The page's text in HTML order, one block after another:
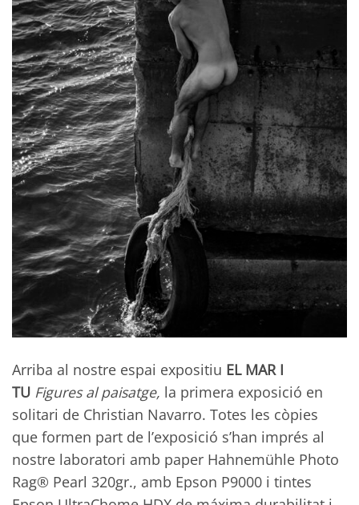
Arriba al nostre espai expositiu EL MAR I
TU Figures al paisatge, la primera exposició en
solitari de Christian Navarro. Totes les còpies
que formen part de l’exposició s’han imprés al
nostre laboratori amb paper Hahnemühle Photo
Rag® Pearl 320gr., amb Epson P9000 i tintes